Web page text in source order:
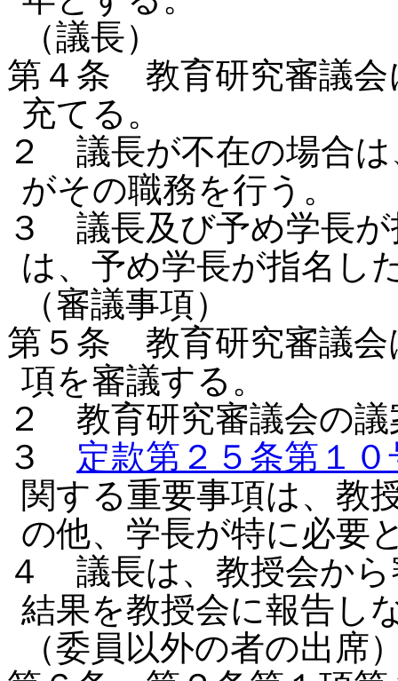
（議長）
第４条 教育研究審議会
充てる。
２ 議長が不在の場合は
がその職務を行う。
３ 議長及び予め学長が
は、予め学長が指名し
（審議事項）
第５条 教育研究審議会
項を審議する。
２ 教育研究審議会の議
３ 定款第２５条第１０
関する重要事項は、教
の他、学長が特に必要
４ 議長は、教授会から
結果を教授会に報告し
（委員以外の者の出席